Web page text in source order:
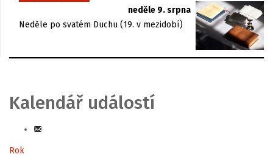
neděle 9. srpna
Neděle po svatém Duchu (19. v mezidobí)
Kalendář událostí
Rok